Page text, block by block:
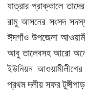
যাত্রার প্রাক্কালে
রামু আসনের সংসদ
ঈদগাঁও উপজেলা
আবু তালেবসহ আরো
ইউনিয়ন
প্রথম দলীয় সফর